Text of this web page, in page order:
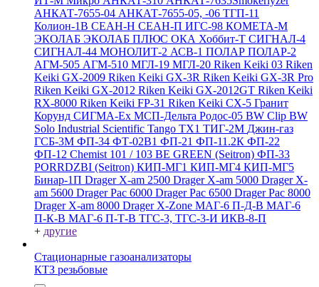
АНКАТ-7655-04 АНКАТ-7655-05, -06 ТГП-11
Колион-1В СЕАН-Н СЕАН-П ИГС-98 КОМЕТА-М
ЭКОЛАБ ЭКОЛАБ ПЛЮС ОКА Хоббит-Т СИГНАЛ-4
СИГНАЛ-44 МОНОЛИТ-2 АСВ-1 ПОЛАР ПОЛАР-2
АГМ-505 АГМ-510 МГЛ-19 МГЛ-20 Riken Keiki 03 Riken
Keiki GX-2009 Riken Keiki GX-3R Riken Keiki GX-3R Pro
Riken Keiki GX-2012 Riken Keiki GX-2012GT Riken Keiki
RX-8000 Riken Keiki FP-31 Riken Keiki CX-5 Гранит
Корунд СИГМА-Ех МСП-Дельта Родос-05 BW Clip BW
Solo Industrial Scientific Tango TX1 ТИГ-2М Джин-газ
ГСБ-3М ФП-34 ФТ-02В1 ФП-21 ФП-11.2К ФП-22
ФП-12 Chemist 101 / 103 BE GREEN (Seitron) ФП-33
PORRDZBI (Seitron) КИП-МГ1 КИП-МГ4 КИП-МГ5
Бинар-1П Drager X-am 2500 Drager X-am 5000 Drager X-
am 5600 Drager Pac 6000 Drager Pac 6500 Drager Pac 8000
Drager X-am 8000 Drager X-Zone МАГ-6 П-Д-В МАГ-6
П-К-В МАГ-6 П-Т-В ТГС-3, ТГС-3-И ИКВ-8-П
+ другие
Стационарные газоанализаторы
КТЗ резьбовые